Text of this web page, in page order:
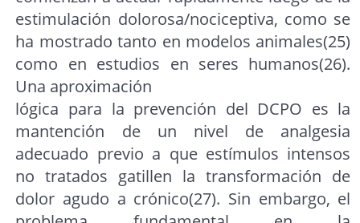
estimulación dolorosa/nociceptiva, como se
ha mostrado tanto en modelos animales(25)
como en estudios en seres humanos(26).
Una aproximación
lógica para la prevención del DCPO es la
mantención de un nivel de analgesia
adecuado previo a que estímulos intensos
no tratados gatillen la transformación de
dolor agudo a crónico(27). Sin embargo, el